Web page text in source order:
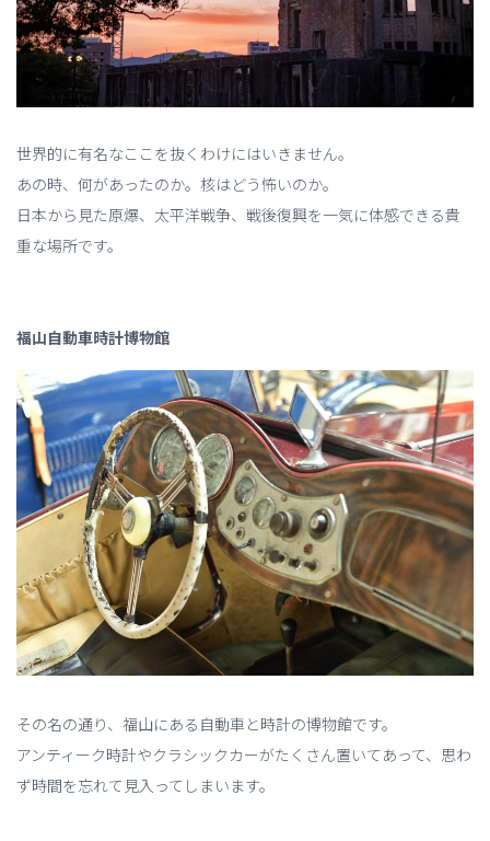
世界的に有名なここを抜くわけにはいきません。
あの時、何があったのか。核はどう怖いのか。
日本から見た原爆、太平洋戦争、戦後復興を一気に体感できる貴
重な場所です。
福山自動車時計博物館
その名の通り、福山にある自動車と時計の博物館です。
アンティーク時計やクラシックカーがたくさん置いてあって、思わ
ず時間を忘れて見入ってしまいます。